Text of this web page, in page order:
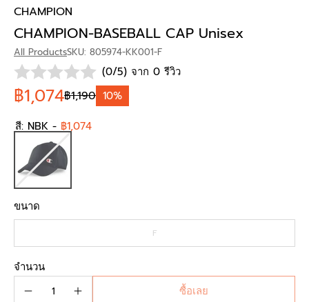
CHAMPION
CHAMPION-BASEBALL CAP Unisex
All ProductsSKU: 805974-KK001-F
(0/5) จาก 0 รีวิว
฿1,074฿1,190 10%
สี: NBK - ฿1,074
ขนาด
F
จำนวน
ซื้อเลย